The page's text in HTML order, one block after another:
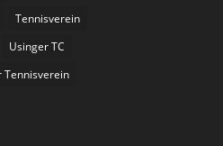
Tennisverein
Usinger TC
Tennisverein